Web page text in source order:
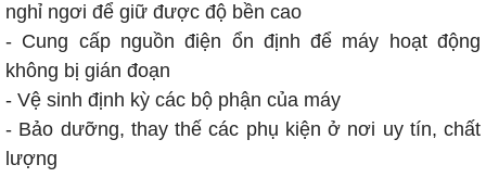
nghỉ ngơi để giữ được độ bền cao
- Cung cấp nguồn điện ổn định để máy hoạt động
không bị gián đoạn
- Vệ sinh định kỳ các bộ phận của máy
- Bảo dưỡng, thay thế các phụ kiện ở nơi uy tín, chất
lượng